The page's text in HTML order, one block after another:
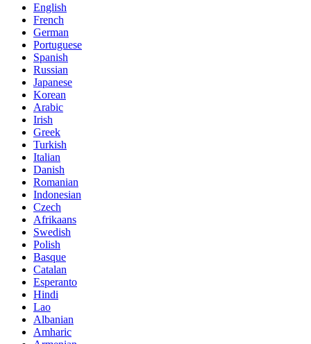
English
French
German
Portuguese
Spanish
Russian
Japanese
Korean
Arabic
Irish
Greek
Turkish
Italian
Danish
Romanian
Indonesian
Czech
Afrikaans
Swedish
Polish
Basque
Catalan
Esperanto
Hindi
Lao
Albanian
Amharic